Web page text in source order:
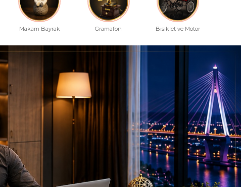
Makam Bayrak Gramafon Bisiklet ve Motor